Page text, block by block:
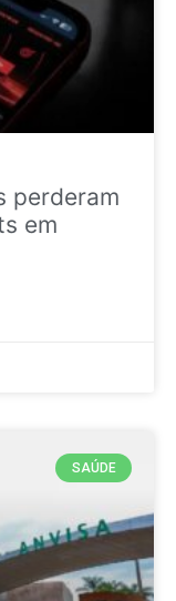
perderam
em
SAÚDE